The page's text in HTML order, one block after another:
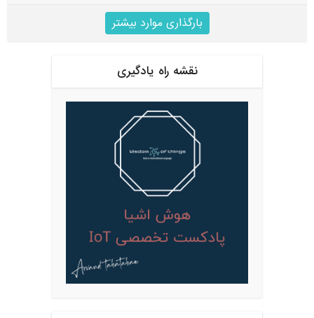
بارگذاری موارد بیشتر
نقشه راه یادگیری